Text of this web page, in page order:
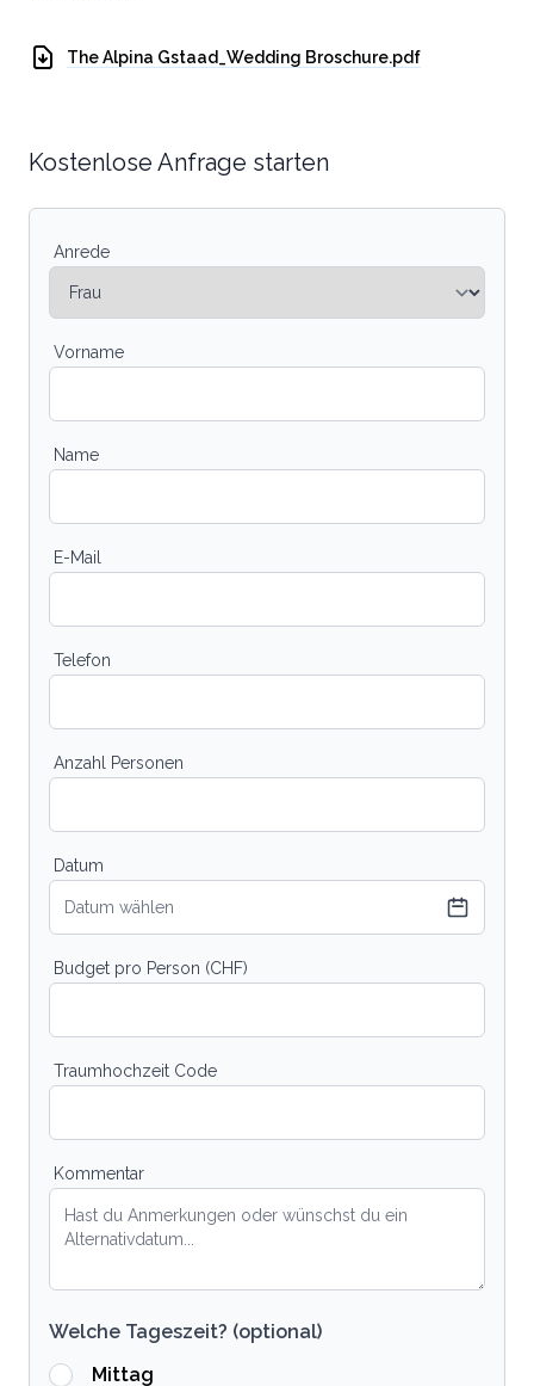
The Alpina Gstaad_Wedding Broschure.pdf
Kostenlose Anfrage starten
Anrede
Vorname
Name
E-Mail
Telefon
Anzahl Personen
Datum
Datum wählen
Budget pro Person (CHF)
Traumhochzeit Code
Kommentar
Welche Tageszeit? (optional)
Mittag